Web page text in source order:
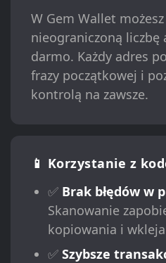
W Gem Wallet
nieograniczoną liczbę
darmo. Każdy adres
frazy początkowej i
kontrolą na zawsze.
📱 Korzystanie z
✅ Brak błędów w
Skanowanie
kopiowania i
✅ Szybsze